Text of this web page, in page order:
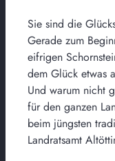
Sie sind die
Gerade zum
eifrigen
dem Glück etwas
Und warum nicht
für den ganzen
beim jüngsten
Landratsamt